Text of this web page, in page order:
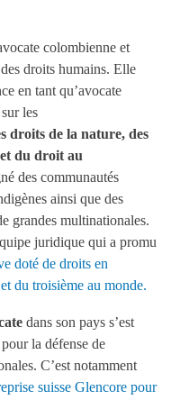
colombienne et
droits humains. Elle
en tant qu’avocate
les
droits de la nature, des
du droit au
des communautés
ainsi que des
grandes multinationales.
juridique qui a promu
doté de droits en
du troisième au monde.
dans son pays s’est
la défense de
C’est notamment
suisse Glencore pour